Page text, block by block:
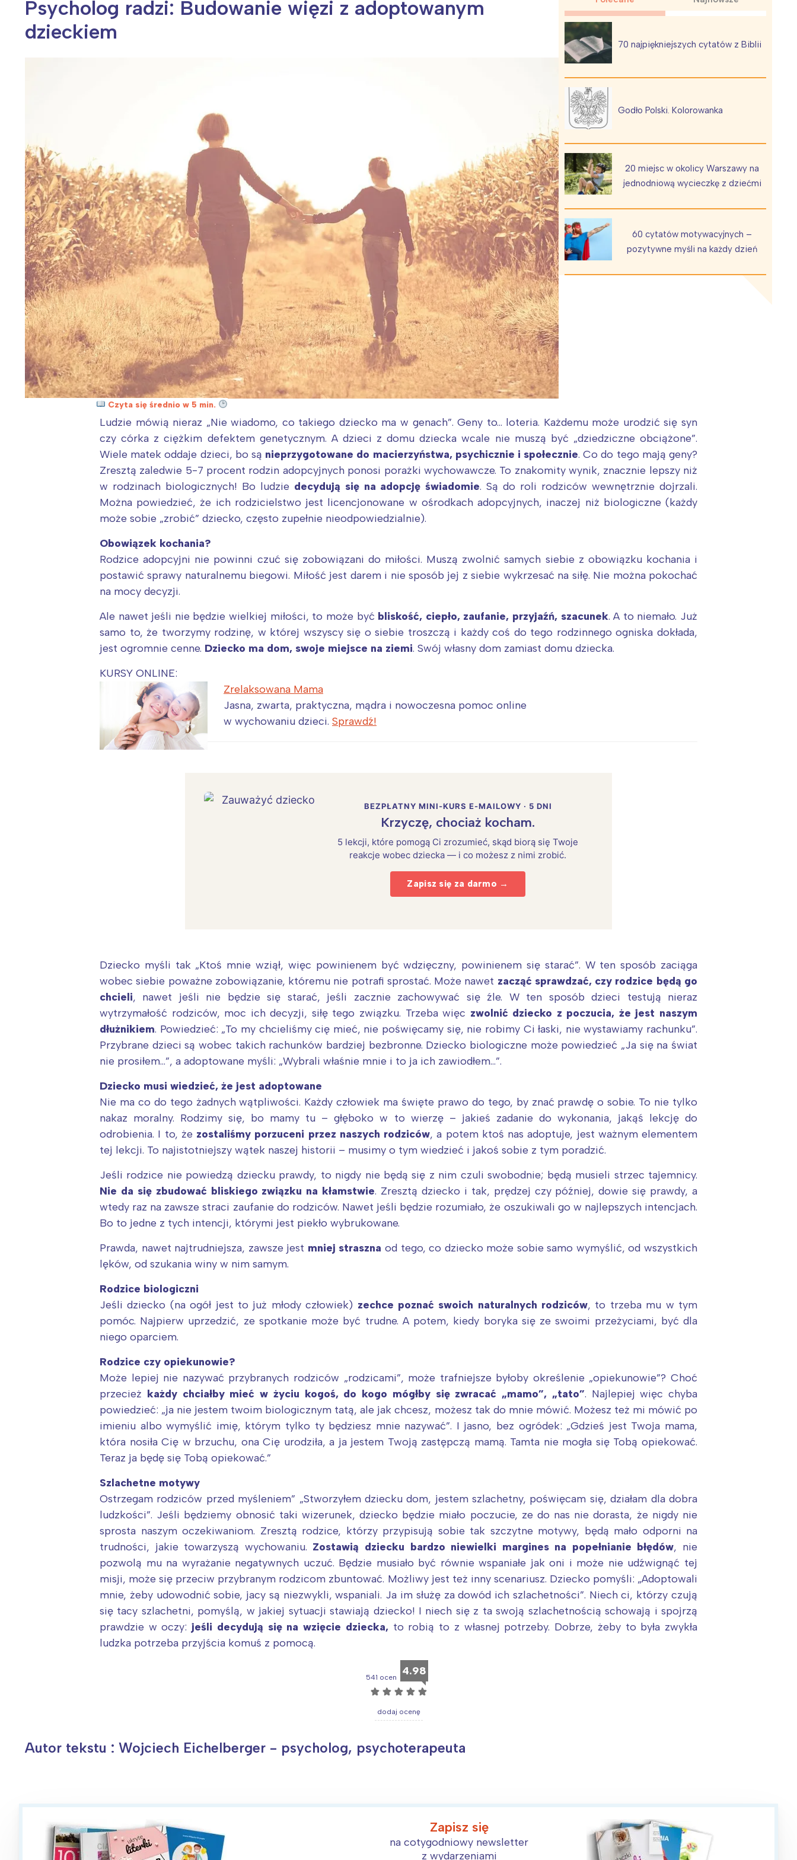
Psycholog radzi: Budowanie więzi z adoptowanym
dzieckiem
70 najpiękniejszych cytatów z Biblii
Godło Polski. Kolorowanka
20 miejsc w okolicy Warszawy na
jednodniową wycieczkę z dziećmi
60 cytatów motywacyjnych –
pozytywne myśli na każdy dzień
Czyta się średnio w 5 min.
Ludzie mówią nieraz „Nie wiadomo, co takiego dziecko ma w genach”. Geny to… loteria. Każdemu może urodzić się syn
czy córka z ciężkim defektem genetycznym. A dzieci z domu dziecka wcale nie muszą być „dziedziczne obciążone”.
Wiele matek oddaje dzieci, bo są nieprzygotowane do macierzyństwa, psychicznie i społecznie. Co do tego mają geny?
Zresztą zaledwie 5-7 procent rodzin adopcyjnych ponosi porażki wychowawcze. To znakomity wynik, znacznie lepszy niż
w rodzinach biologicznych! Bo ludzie decydują się na adopcję świadomie. Są do roli rodziców wewnętrznie dojrzali.
Można powiedzieć, że ich rodzicielstwo jest licencjonowane w ośrodkach adopcyjnych, inaczej niż biologiczne (każdy
może sobie „zrobić” dziecko, często zupełnie nieodpowiedzialnie).
Obowiązek kochania?
Rodzice adopcyjni nie powinni czuć się zobowiązani do miłości. Muszą zwolnić samych siebie z obowiązku kochania i
postawić sprawy naturalnemu biegowi. Miłość jest darem i nie sposób jej z siebie wykrzesać na siłę. Nie można pokochać
na mocy decyzji.
Ale nawet jeśli nie będzie wielkiej miłości, to może być bliskość, ciepło, zaufanie, przyjaźń, szacunek. A to niemało. Już
samo to, że tworzymy rodzinę, w której wszyscy się o siebie troszczą i każdy coś do tego rodzinnego ogniska dokłada,
jest ogromnie cenne. Dziecko ma dom, swoje miejsce na ziemi. Swój własny dom zamiast domu dziecka.
KURSY ONLINE:
Zrelaksowana Mama
Jasna, zwarta, praktyczna, mądra i nowoczesna pomoc online
w wychowaniu dzieci. Sprawdź!
BEZPŁATNY MINI-KURS E-MAILOWY · 5 DNI
Krzyczę, chociaż kocham.
5 lekcji, które pomogą Ci zrozumieć, skąd biorą się Twoje
reakcje wobec dziecka — i co możesz z nimi zrobić.
Zapisz się za darmo →
Dziecko myśli tak „Ktoś mnie wziął, więc powinienem być wdzięczny, powinienem się starać”. W ten sposób zaciąga
wobec siebie poważne zobowiązanie, któremu nie potrafi sprostać. Może nawet zacząć sprawdzać, czy rodzice będą go
chcieli, nawet jeśli nie będzie się starać, jeśli zacznie zachowywać się źle. W ten sposób dzieci testują nieraz
wytrzymałość rodziców, moc ich decyzji, siłę tego związku. Trzeba więc zwolnić dziecko z poczucia, że jest naszym
dłużnikiem. Powiedzieć: „To my chcieliśmy cię mieć, nie poświęcamy się, nie robimy Ci łaski, nie wystawiamy rachunku”.
Przybrane dzieci są wobec takich rachunków bardziej bezbronne. Dziecko biologiczne może powiedzieć „Ja się na świat
nie prosiłem…”, a adoptowane myśli: „Wybrali właśnie mnie i to ja ich zawiodłem…”.
Dziecko musi wiedzieć, że jest adoptowane
Nie ma co do tego żadnych wątpliwości. Każdy człowiek ma święte prawo do tego, by znać prawdę o sobie. To nie tylko
nakaz moralny. Rodzimy się, bo mamy tu – głęboko w to wierzę – jakieś zadanie do wykonania, jakąś lekcję do
odrobienia. I to, że zostaliśmy porzuceni przez naszych rodziców, a potem ktoś nas adoptuje, jest ważnym elementem
tej lekcji. To najistotniejszy wątek naszej historii – musimy o tym wiedzieć i jakoś sobie z tym poradzić.
Jeśli rodzice nie powiedzą dziecku prawdy, to nigdy nie będą się z nim czuli swobodnie; będą musieli strzec tajemnicy.
Nie da się zbudować bliskiego związku na kłamstwie. Zresztą dziecko i tak, prędzej czy później, dowie się prawdy, a
wtedy raz na zawsze straci zaufanie do rodziców. Nawet jeśli będzie rozumiało, że oszukiwali go w najlepszych intencjach.
Bo to jedne z tych intencji, którymi jest piekło wybrukowane.
Prawda, nawet najtrudniejsza, zawsze jest mniej straszna od tego, co dziecko może sobie samo wymyślić, od wszystkich
lęków, od szukania winy w nim samym.
Rodzice biologiczni
Jeśli dziecko (na ogół jest to już młody człowiek) zechce poznać swoich naturalnych rodziców, to trzeba mu w tym
pomóc. Najpierw uprzedzić, ze spotkanie może być trudne. A potem, kiedy boryka się ze swoimi przeżyciami, być dla
niego oparciem.
Rodzice czy opiekunowie?
Może lepiej nie nazywać przybranych rodziców „rodzicami”, może trafniejsze byłoby określenie „opiekunowie”? Choć
przecież każdy chciałby mieć w życiu kogoś, do kogo mógłby się zwracać „mamo”, „tato”. Najlepiej więc chyba
powiedzieć: „ja nie jestem twoim biologicznym tatą, ale jak chcesz, możesz tak do mnie mówić. Możesz też mi mówić po
imieniu albo wymyślić imię, którym tylko ty będziesz mnie nazywać”. I jasno, bez ogródek: „Gdzieś jest Twoja mama,
która nosiła Cię w brzuchu, ona Cię urodziła, a ja jestem Twoją zastępczą mamą. Tamta nie mogła się Tobą opiekować.
Teraz ja będę się Tobą opiekować.”
Szlachetne motywy
Ostrzegam rodziców przed myśleniem” „Stworzyłem dziecku dom, jestem szlachetny, poświęcam się, działam dla dobra
ludzkości”. Jeśli będziemy obnosić taki wizerunek, dziecko będzie miało poczucie, ze do nas nie dorasta, że nigdy nie
sprosta naszym oczekiwaniom. Zresztą rodzice, którzy przypisują sobie tak szczytne motywy, będą mało odporni na
trudności, jakie towarzyszą wychowaniu. Zostawią dziecku bardzo niewielki margines na popełnianie błędów, nie
pozwolą mu na wyrażanie negatywnych uczuć. Będzie musiało być równie wspaniałe jak oni i może nie udźwignąć tej
misji, może się przeciw przybranym rodzicom zbuntować. Możliwy jest też inny scenariusz. Dziecko pomyśli: „Adoptowali
mnie, żeby udowodnić sobie, jacy są niezwykli, wspaniali. Ja im służę za dowód ich szlachetności”. Niech ci, którzy czują
się tacy szlachetni, pomyślą, w jakiej sytuacji stawiają dziecko! I niech się z ta swoją szlachetnością schowają i spojrzą
prawdzie w oczy:jeśli decydują się na wzięcie dziecka,to robią to z własnej potrzeby. Dobrze, żeby to była zwykła
ludzka potrzeba przyjścia komuś z pomocą.
541 ocen 4.98
☆ ☆ ☆ ☆ ☆
dodaj ocenę
Autor tekstu : Wojciech Eichelberger - psycholog, psychoterapeuta
Zapisz się
na cotygodniowy newsletter
z wydarzeniami
Interesują mnie wydarzenia z tego regionu:
Warszawa
Łódź
Trójmiasto
Poznań
Wrocław
Śląsk
Kraków
Południe
Wszystkie
Wybieram